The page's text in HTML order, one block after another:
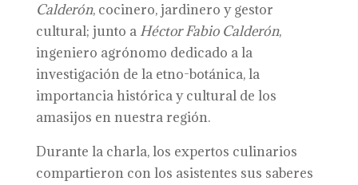
Calderón, cocinero, jardinero y gestor
cultural; junto a Héctor Fabio Calderón,
ingeniero agrónomo dedicado a la
investigación de la etno-botánica, la
importancia histórica y cultural de los
amasijos en nuestra región.
Durante la charla, los expertos culinarios
compartieron con los asistentes sus saberes